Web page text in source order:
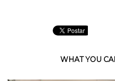
WHAT YOU